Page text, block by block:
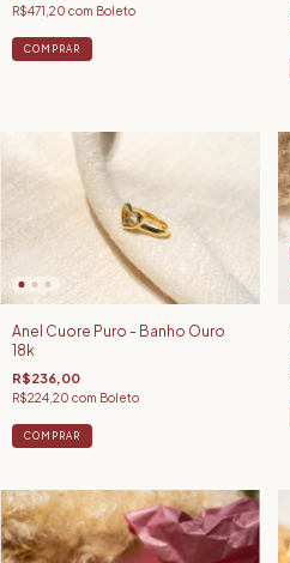
R$471,20 com Boleto
Anel Cuore Puro - Banho Ouro
18k
R$236,00
R$224,20 com Boleto
COMPRAR